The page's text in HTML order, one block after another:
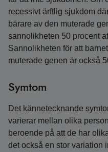
recessivt ärftlig sjukdom
bärare av den muterade
sannolikheten 50 procent
Sannolikheten för att
muterade genen är också
Symtom
Det kännetecknande
varierar mellan olika
beroende på att de har
det också en stor variation